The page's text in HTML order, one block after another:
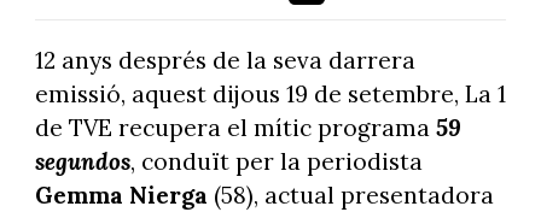
12 anys després de la seva darrera
emissió, aquest dijous 19 de setembre, La 1
de TVE recupera el mític programa 59
segundos, conduït per la periodista
Gemma Nierga (58), actual presentadora